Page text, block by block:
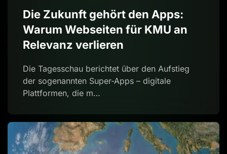
Die Zukunft gehört den Apps:
Warum Webseiten für KMU an
Relevanz verlieren
Die Tagesschau berichtet über den Aufstieg
der sogenannten Super-Apps – digitale
Plattformen, die m…